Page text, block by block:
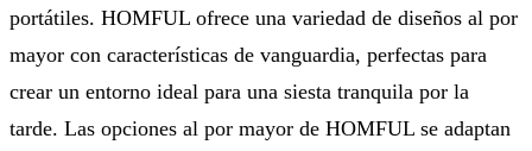
portátiles. HOMFUL ofrece una variedad de diseños al por
mayor con características de vanguardia, perfectas para
crear un entorno ideal para una siesta tranquila por la
tarde. Las opciones al por mayor de HOMFUL se adaptan